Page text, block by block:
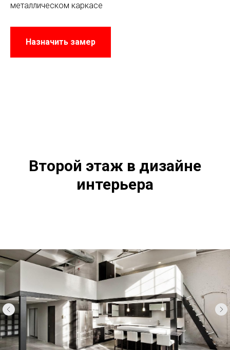
металлическом каркасе
Назначить замер
Второй этаж в дизайне
интерьера